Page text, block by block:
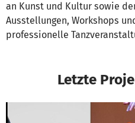
an Kunst und Kultur sowie
Ausstellungen, Workshops
professionelle
Letzte